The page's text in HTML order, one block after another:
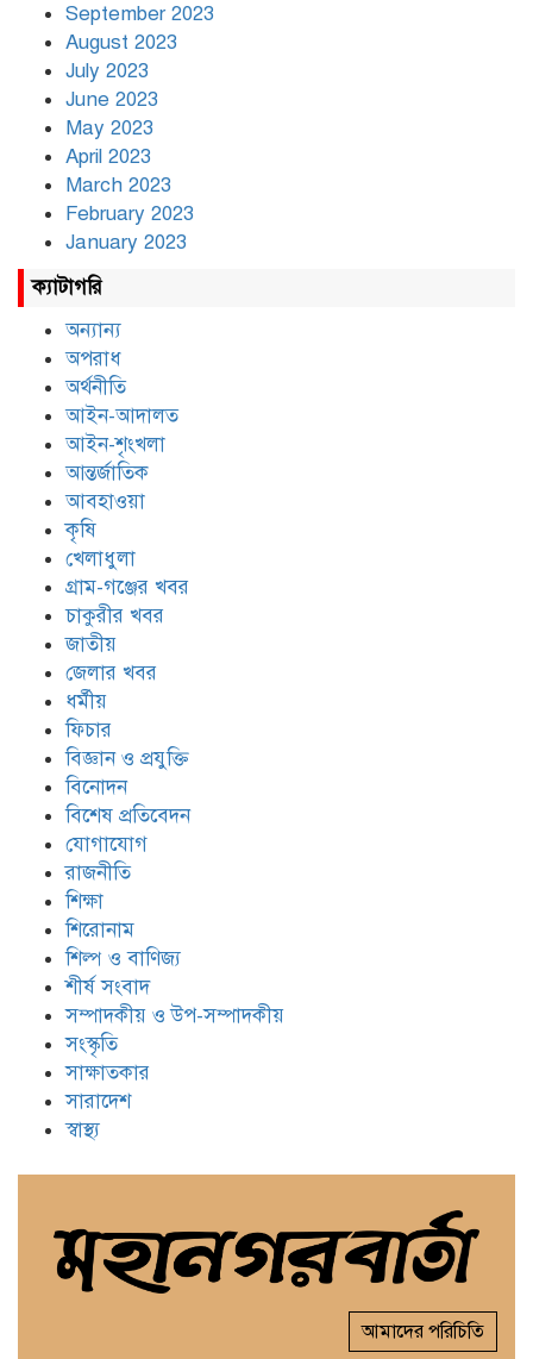
September 2023
August 2023
July 2023
June 2023
May 2023
April 2023
March 2023
February 2023
January 2023
ক্যাটাগরি
অন্যান্য
অপরাধ
অর্থনীতি
আইন-আদালত
আইন-শৃংখলা
আন্তর্জাতিক
আবহাওয়া
কৃষি
খেলাধুলা
গ্রাম-গঞ্জের খবর
চাকুরীর খবর
জাতীয়
জেলার খবর
ধর্মীয়
ফিচার
বিজ্ঞান ও প্রযুক্তি
বিনোদন
বিশেষ প্রতিবেদন
যোগাযোগ
রাজনীতি
শিক্ষা
শিরোনাম
শিল্প ও বাণিজ্য
শীর্ষ সংবাদ
সম্পাদকীয় ও উপ-সম্পাদকীয়
সংস্কৃতি
সাক্ষাতকার
সারাদেশ
স্বাস্থ্য
আমাদের পরিচিতি